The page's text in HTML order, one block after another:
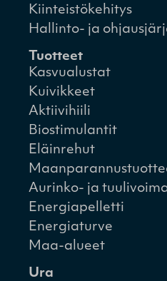
Kiinteistökehitys
Hallinto- ja
Tuotteet
Kasvualustat
Kuivikkeet
Aktiivihiili
Biostimulantit
Eläinrehut
Aurinko- ja
Energiapelletti
Energiaturve
Maa-alueet
Ura